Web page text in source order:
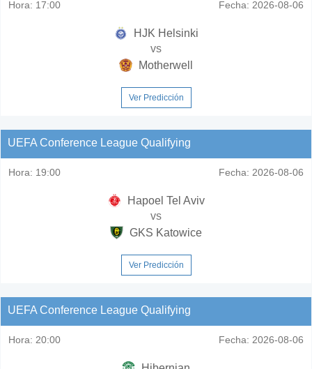
Hora: 17:00 Fecha: 2026-08-06
HJK Helsinki
vs
Motherwell
Ver Predicción
UEFA Conference League Qualifying
Hora: 19:00 Fecha: 2026-08-06
Hapoel Tel Aviv
vs
GKS Katowice
Ver Predicción
UEFA Conference League Qualifying
Hora: 20:00 Fecha: 2026-08-06